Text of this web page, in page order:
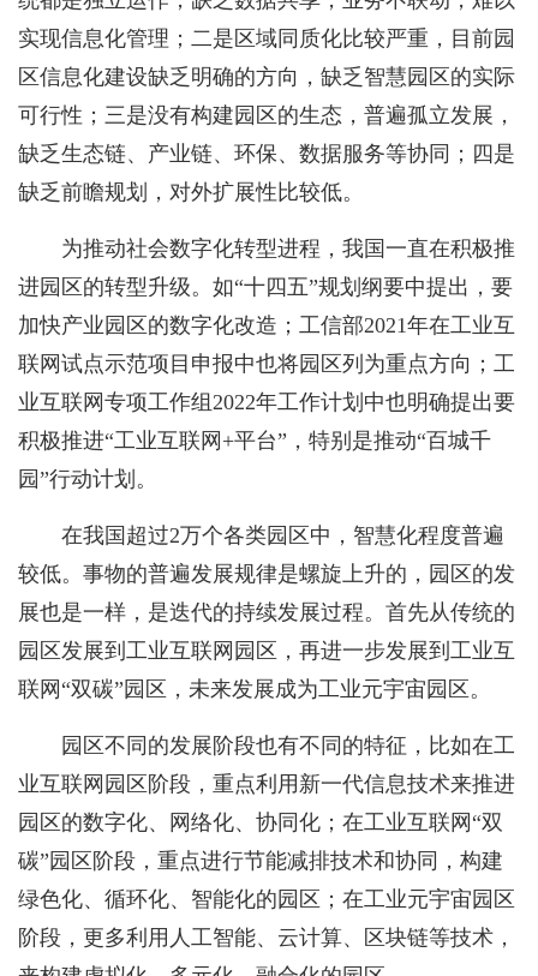
实现信息化管理；二是区域同质化比较严重，目前园
区信息化建设缺乏明确的方向，缺乏智慧园区的实际
可行性；三是没有构建园区的生态，普遍孤立发展，
缺乏生态链、产业链、环保、数据服务等协同；四是
缺乏前瞻规划，对外扩展性比较低。
为推动社会数字化转型进程，我国一直在积极推
进园区的转型升级。如“十四五”规划纲要中提出，要
加快产业园区的数字化改造；工信部2021年在工业互
联网试点示范项目申报中也将园区列为重点方向；工
业互联网专项工作组2022年工作计划中也明确提出要
积极推进“工业互联网+平台”，特别是推动“百城千
园”行动计划。
在我国超过2万个各类园区中，智慧化程度普遍
较低。事物的普遍发展规律是螺旋上升的，园区的发
展也是一样，是迭代的持续发展过程。首先从传统的
园区发展到工业互联网园区，再进一步发展到工业互
联网“双碳”园区，未来发展成为工业元宇宙园区。
园区不同的发展阶段也有不同的特征，比如在工
业互联网园区阶段，重点利用新一代信息技术来推进
园区的数字化、网络化、协同化；在工业互联网“双
碳”园区阶段，重点进行节能减排技术和协同，构建
绿色化、循环化、智能化的园区；在工业元宇宙园区
阶段，更多利用人工智能、云计算、区块链等技术，